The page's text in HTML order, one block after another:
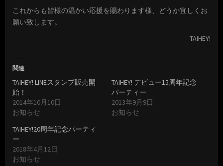
これからも皆様の温かい応援を賜わります様、どうか宜しくお
願い致します。
TAIHEY!
関連
TAIHEY! LINEスタンプ販売開
始！
2014年10月10日
お知らせ
TAIHEY! デビュー15周年記念
パーティー
2013年9月9日
お知らせ
TAIHEY!20周年記念パーティ
ー
2018年4月12日
お知らせ